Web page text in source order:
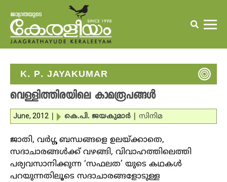
K. P. JAYAKUMAR
വെള്ളിത്തിരയിലെ കാമരൂപങ്ങള്‍
June, 2012 കെ.പി. ജയകുമാര്‍ സിനിമ
ജാതി, വര്‍ഗ്ഗ ബന്ധങ്ങളെ ഉലയ്ക്കാതെ,
സദാചാരങ്ങള്‍ക്ക് വഴങ്ങി, വിവാഹത്തിലെത്തി
പര്യവസാനിക്കുന്ന ‘സഫലത’ യുടെ കഥകള്‍
പറയുന്നതിലൂടെ സദാചാരങ്ങളോടുള്ള